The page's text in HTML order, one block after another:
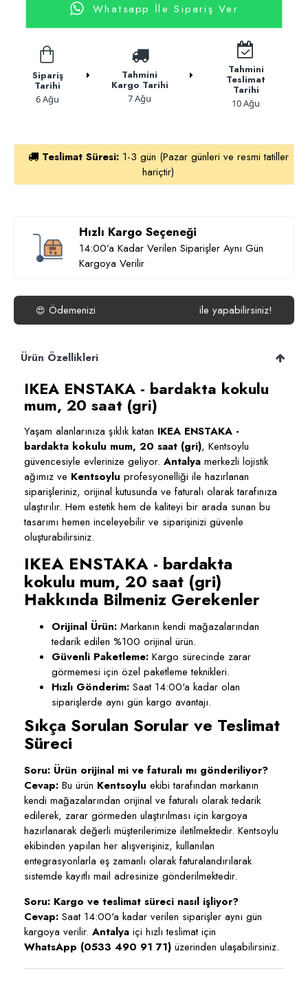
Whatsapp İle Sipariş Ver
Sipariş
Tarihi
6 Ağu
Tahmini
Kargo Tarihi
7 Ağu
Tahmini
Teslimat
Tarihi
10 Ağu
Teslimat Süresi: 1-3 gün (Pazar günleri ve resmi tatiller
hariçtir)
Hızlı Kargo Seçeneği
14:00’a Kadar Verilen Siparişler Aynı Gün
Kargoya Verilir
😍 Ödemenizi ile yapabilirsiniz!
Ürün Özellikleri
IKEA ENSTAKA - bardakta kokulu
mum, 20 saat (gri)
Yaşam alanlarınıza şıklık katan IKEA ENSTAKA -
bardakta kokulu mum, 20 saat (gri), Kentsoylu
güvencesiyle evlerinize geliyor. Antalya merkezli lojistik
ağımız ve Kentsoylu profesyonelliği ile hazırlanan
siparişleriniz, orijinal kutusunda ve faturalı olarak tarafınıza
ulaştırılır. Hem estetik hem de kaliteyi bir arada sunan bu
tasarımı hemen inceleyebilir ve siparişinizi güvenle
oluşturabilirsiniz.
IKEA ENSTAKA - bardakta
kokulu mum, 20 saat (gri)
Hakkında Bilmeniz Gerekenler
Orijinal Ürün: Markanın kendi mağazalarından
tedarik edilen %100 orijinal ürün.
Güvenli Paketleme: Kargo sürecinde zarar
görmemesi için özel paketleme teknikleri.
Hızlı Gönderim: Saat 14:00'a kadar olan
siparişlerde aynı gün kargo avantajı.
Sıkça Sorulan Sorular ve Teslimat
Süreci
Soru: Ürün orijinal mi ve faturalı mı gönderiliyor?
Cevap: Bu ürün Kentsoylu ekibi tarafından markanın
kendi mağazalarından orijinal ve faturalı olarak tedarik
edilerek, zarar görmeden ulaştırılması için kargoya
hazırlanarak değerli müşterilerimize iletilmektedir. Kentsoylu
ekibinden yapılan her alışverişiniz, kullanılan
entegrasyonlarla eş zamanlı olarak faturalandırılarak
sistemde kayıtlı mail adresinize gönderilmektedir.
Soru: Kargo ve teslimat süreci nasıl işliyor?
Cevap: Saat 14:00'a kadar verilen siparişler aynı gün
kargoya verilir. Antalya içi hızlı teslimat için
WhatsApp (0533 490 91 71) üzerinden ulaşabilirsiniz.